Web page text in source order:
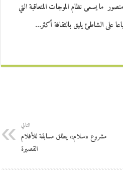
ما يسمى نظام الموجات المتعاقبة التي
على الشاطئ يليق بالثقافة أكثر…
التالي
مشروع «سلام» يطلق مسابقة للأفلام
القصيرة